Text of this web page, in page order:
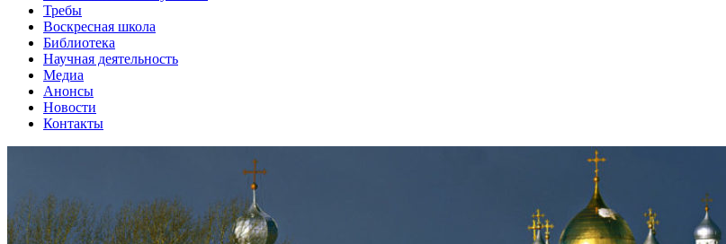
Требы
Воскресная школа
Библиотека
Научная деятельность
Медиа
Анонсы
Новости
Контакты